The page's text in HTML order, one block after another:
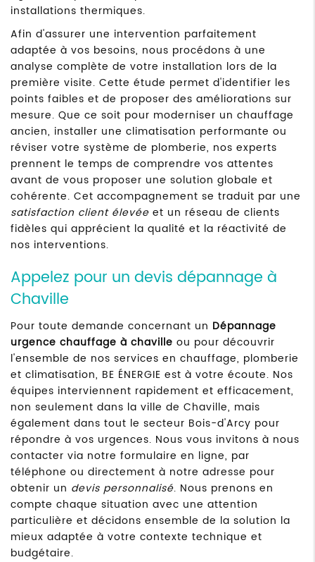
installations thermiques.
Afin d'assurer une intervention parfaitement
adaptée à vos besoins, nous procédons à une
analyse complète de votre installation lors de la
première visite. Cette étude permet d'identifier les
points faibles et de proposer des améliorations sur
mesure. Que ce soit pour moderniser un chauffage
ancien, installer une climatisation performante ou
réviser votre système de plomberie, nos experts
prennent le temps de comprendre vos attentes
avant de vous proposer une solution globale et
cohérente. Cet accompagnement se traduit par une
satisfaction client élevée et un réseau de clients
fidèles qui apprécient la qualité et la réactivité de
nos interventions.
Appelez pour un devis dépannage à
Chaville
Pour toute demande concernant un Dépannage
urgence chauffage à chaville ou pour découvrir
l'ensemble de nos services en chauffage, plomberie
et climatisation, BE ÉNERGIE est à votre écoute. Nos
équipes interviennent rapidement et efficacement,
non seulement dans la ville de Chaville, mais
également dans tout le secteur Bois-d'Arcy pour
répondre à vos urgences. Nous vous invitons à nous
contacter via notre formulaire en ligne, par
téléphone ou directement à notre adresse pour
obtenir un devis personnalisé. Nous prenons en
compte chaque situation avec une attention
particulière et décidons ensemble de la solution la
mieux adaptée à votre contexte technique et
budgétaire.